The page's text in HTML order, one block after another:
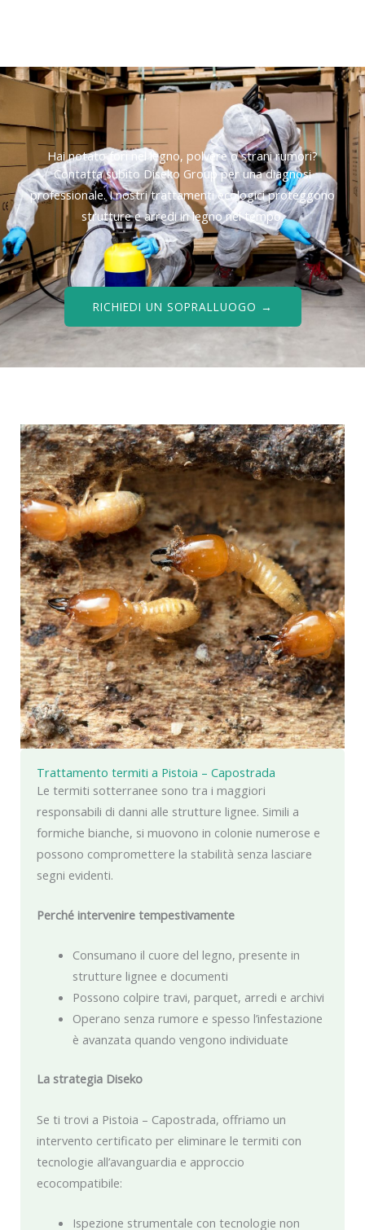
Hai notato fori nel legno, polvere o strani rumori?
Contatta subito Diseko Group per una diagnosi
professionale. I nostri trattamenti ecologici proteggono
strutture e arredi in legno nel tempo.
RICHIEDI UN SOPRALLUOGO →
Trattamento termiti a Pistoia – Capostrada
Le termiti sotterranee sono tra i maggiori
responsabili di danni alle strutture lignee. Simili a
formiche bianche, si muovono in colonie numerose e
possono compromettere la stabilità senza lasciare
segni evidenti.
Perché intervenire tempestivamente
Consumano il cuore del legno, presente in
strutture lignee e documenti
Possono colpire travi, parquet, arredi e archivi
Operano senza rumore e spesso l’infestazione
è avanzata quando vengono individuate
La strategia Diseko
Se ti trovi a Pistoia – Capostrada, offriamo un
intervento certificato per eliminare le termiti con
tecnologie all’avanguardia e approccio
ecocompatibile:
Ispezione strumentale con tecnologie non